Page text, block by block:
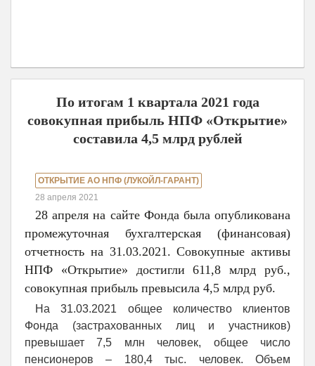
По итогам 1 квартала 2021 года
совокупная прибыль НПФ «Открытие»
составила 4,5 млрд рублей
ОТКРЫТИЕ АО НПФ (ЛУКОЙЛ-ГАРАНТ)
28 апреля 2021
28 апреля на сайте Фонда была опубликована
промежуточная бухгалтерская (финансовая)
отчетность на 31.03.2021. Совокупные активы
НПФ «Открытие» достигли 611,8 млрд руб.,
совокупная прибыль превысила 4,5 млрд руб.
На 31.03.2021 общее количество клиентов
Фонда (застрахованных лиц и участников)
превышает 7,5 млн человек, общее число
пенсионеров – 180,4 тыс. человек. Объем